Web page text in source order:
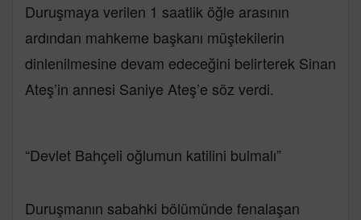
Duruşmaya verilen 1 saatlik öğle arasının
ardından mahkeme başkanı müştekilerin
dinlenilmesine devam edeceğini belirterek Sinan
Ateş’in annesi Saniye Ateş’e söz verdi.
“Devlet Bahçeli oğlumun katilini bulmalı”
Duruşmanın sabahki bölümünde fenalaşan